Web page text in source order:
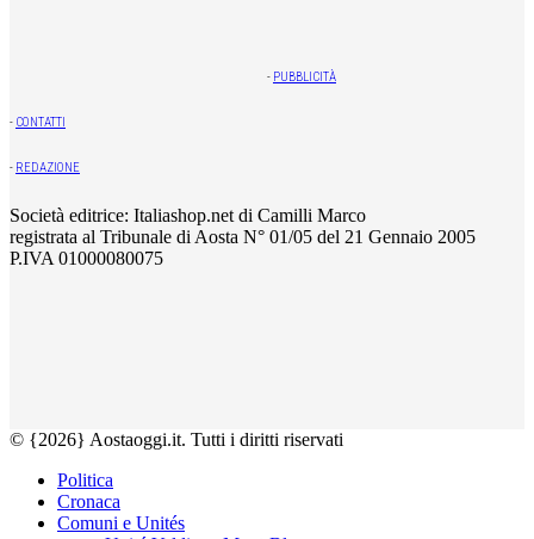
- PUBBLICITÀ
- CONTATTI
- REDAZIONE
Società editrice: Italiashop.net di Camilli Marco
registrata al Tribunale di Aosta N° 01/05 del 21 Gennaio 2005
P.IVA 01000080075
© {2026} Aostaoggi.it. Tutti i diritti riservati
Politica
Cronaca
Comuni e Unités